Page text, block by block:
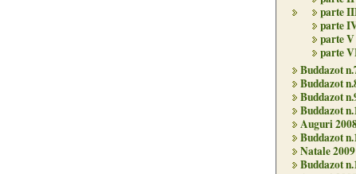
parte
parte
parte V
parte
Buddazot
Buddazot
Buddazot
Buddazot
Auguri
Buddazot
Natale 2009
Buddazot